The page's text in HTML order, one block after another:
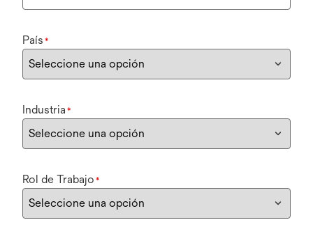
País *
Industria *
Rol de Trabajo *